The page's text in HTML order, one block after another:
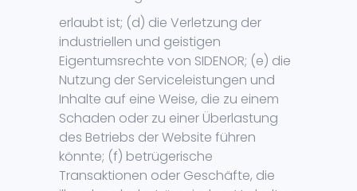
erlaubt ist; (d) die Verletzung der
industriellen und geistigen
Eigentumsrechte von SIDENOR; (e) die
Nutzung der Serviceleistungen und
Inhalte auf eine Weise, die zu einem
Schaden oder zu einer Überlastung
des Betriebs der Website führen
könnte; (f) betrügerische
Transaktionen oder Geschäfte, die